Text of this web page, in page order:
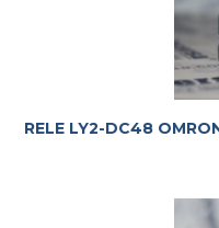
RELE LY2-DC48